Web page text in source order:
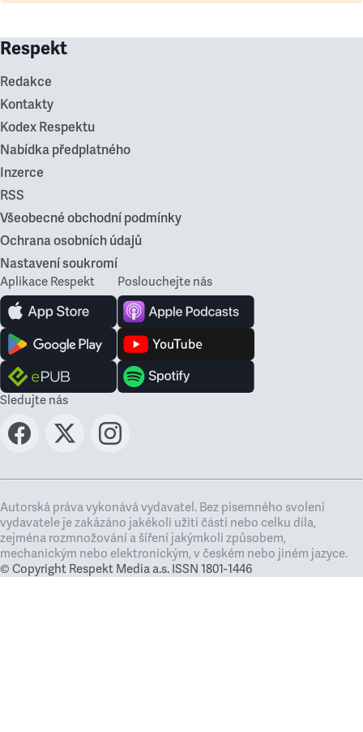
Respekt
Redakce
Kontakty
Kodex Respektu
Nabídka předplatného
Inzerce
RSS
Všeobecné obchodní podmínky
Ochrana osobních údajů
Nastavení soukromí
Aplikace Respekt Poslouchejte nás
Sledujte nás
Autorská práva vykonává vydavatel. Bez písemného svolení
vydavatele je zakázáno jakékoli užití částí nebo celku díla,
zejména rozmnožování a šíření jakýmkoli způsobem,
mechanickým nebo elektronickým, v českém nebo jiném jazyce.
© Copyright Respekt Media a.s. ISSN 1801-1446